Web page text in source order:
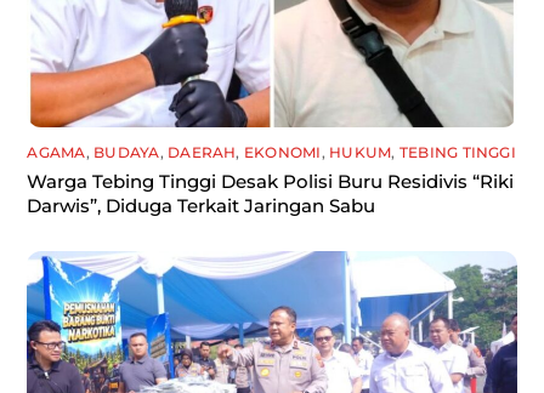
AGAMA, BUDAYA, DAERAH, EKONOMI , HUKUM, TEBING TINGGI
Warga Tebing Tinggi Desak Polisi Buru Residivis “Riki
Darwis”, Diduga Terkait Jaringan Sabu